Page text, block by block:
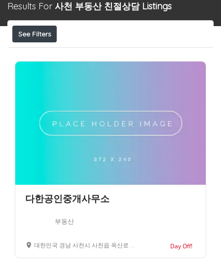
Results For 사천 부동산 친절상담 Listings
See Filters
다한공인중개사무소
부동산
대한민국 경남 사천시 사천읍 옥산로 120 104 호 Day Off!